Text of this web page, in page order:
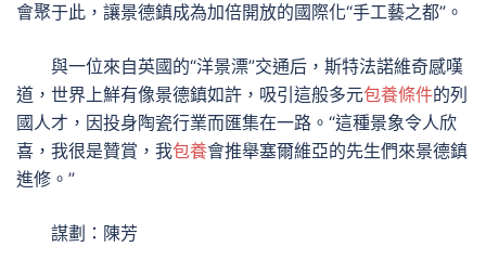
會聚于此，讓景德鎮成為加倍開放的國際化“手工藝之都”。
與一位來自英國的“洋景漂”交通后，斯特法諾維奇感嘆
道，世界上鮮有像景德鎮如許，吸引這般多元包養條件的列
國人才，因投身陶瓷行業而匯集在一路。“這種景象令人欣
喜，我很是贊賞，我包養會推舉塞爾維亞的先生們來景德鎮
進修。”
謀劃：陳芳